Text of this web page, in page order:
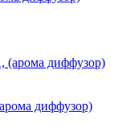
диффузор)